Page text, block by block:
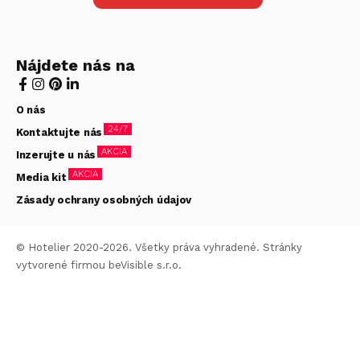
Nájdete nás na
O nás
Kontaktujte nás 24/7
Inzerujte u nás AKCIA
Media kit AKCIA
Zásady ochrany osobných údajov
© Hotelier 2020-2026. Všetky práva vyhradené. Stránky
vytvorené firmou beVisible s.r.o.